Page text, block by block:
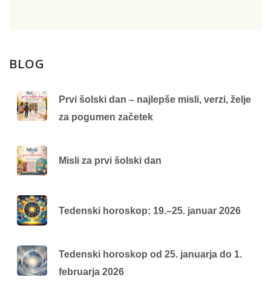
BLOG
Prvi šolski dan – najlepše misli, verzi, želje
za pogumen začetek
Misli za prvi šolski dan
Tedenski horoskop: 19.–25. januar 2026
Tedenski horoskop od 25. januarja do 1.
februarja 2026